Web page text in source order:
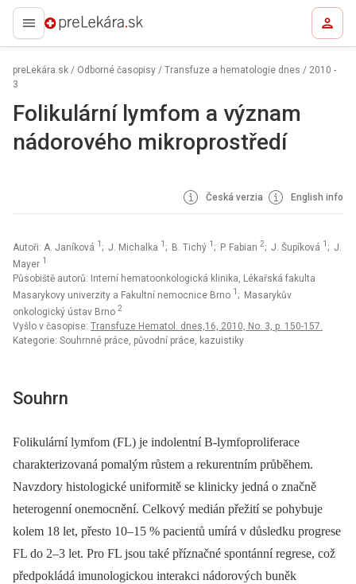
preLekára.sk
preLekára.sk / Odborné časopisy / Transfuze a hematologie dnes / 2010 -
3
Folikulární lymfom a význam
nádorového mikroprostředí
Česká verzia English info
Autoři: A. Janíková 1 ; J. Michalka 1 ; B. Tichý 1 ; P. Fabian 2; J. Šupíková 1 ; J.
Mayer 1
Působiště autorů: Interní hematoonkologická klinika, Lékařská fakulta
Masarykovy univerzity a Fakultní nemocnice Brno 1 ; Masarykův
onkologický ústav Brno 2
Vyšlo v časopise: Transfuze Hematol. dnes,16, 2010, No. 3, p. 150-157.
Kategorie: Souhrnné práce, původní práce, kazuistiky
Souhrn
Folikulární lymfom (FL) je indolentní B-lymfoproliferace
charakterizovaná pomalým růstem a rekurentním průběhem.
Navzdory histologické uniformitě se klinicky jedná o značně
heterogenní onemocnění. Celkový medián přežití se pohybuje
kolem 18 let, přesto 10–15 % pacientů umírá v důsledku progrese
FL do 2–3 let. Pro FL jsou také příznačné spontánní regrese, což
předpokládá imunologickou interakci nádorových buněk